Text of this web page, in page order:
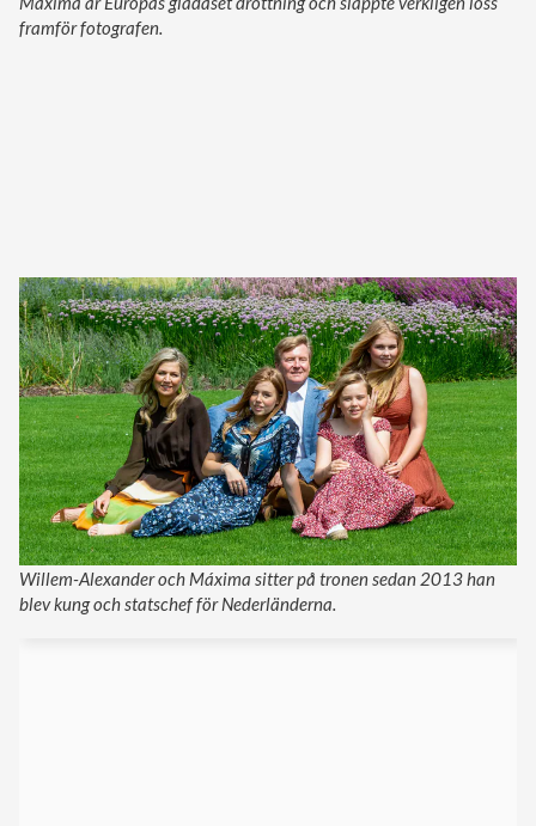
framför fotografen.
Willem-Alexander och Máxima sitter på tronen sedan 2013 han
blev kung och statschef för Nederländerna.